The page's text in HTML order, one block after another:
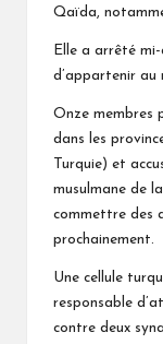
Qaïda,
Elle a arrêté
d’appartenir au
Onze membres
dans les
Turquie) et
musulmane de
commettre des
prochainement.
Une cellule
responsable
contre deux